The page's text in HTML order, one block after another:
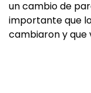
un cambio de
importante que
cambiaron y que